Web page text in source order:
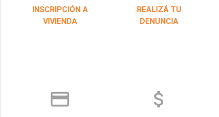
INSCRIPCIÓN A
VIVIENDA
REALIZÁ TU
DENUNCIA
credit_card attach_money